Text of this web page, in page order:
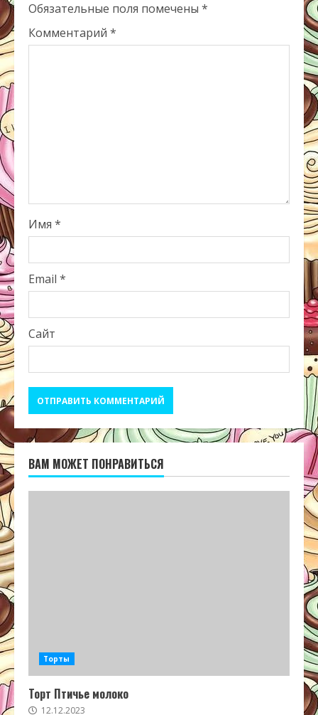
Обязательные поля помечены *
Комментарий *
Имя *
Email *
Сайт
ВАМ МОЖЕТ ПОНРАВИТЬСЯ
Торты
Торт Птичье молоко
12.12.2023